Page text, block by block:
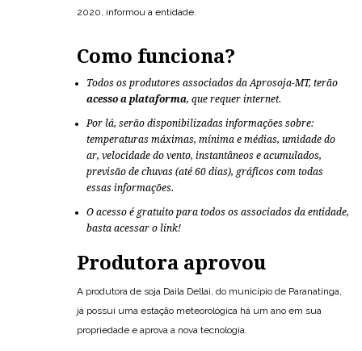
2020, informou a entidade.
Como funciona?
Todos os produtores associados da Aprosoja-MT, terão
acesso a plataforma, que requer internet.
Por lá, serão disponibilizadas informações sobre:
temperaturas máximas, mínima e médias, umidade do
ar, velocidade do vento, instantâneos e acumulados,
previsão de chuvas (até 60 dias), gráficos com todas
essas informações.
O acesso é gratuito para todos os associados da entidade,
basta acessar o link!
Produtora aprovou
A produtora de soja Daila Dellai, do município de Paranatinga,
já possui uma estação meteorológica há um ano em sua
propriedade e aprova a nova tecnologia.